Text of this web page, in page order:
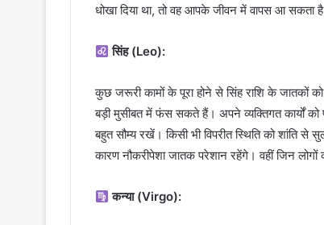
धोखा दिया था, तो वह आपके जीवन में वापस आ सकता
सिंह (Leo):
कुछ जरूरी कामों के पूरा होने से सिंह राशि के जातकों
बड़ी मुसीबत में फंस सकते हैं। अपने व्यक्तिगत कार्यों
बहुत सौम्य रखें। किसी भी विपरीत स्थिति को शांति से
कारण नौकरीपेशा जातक परेशान रहेंगे। वहीं जिन
कन्या (Virgo):